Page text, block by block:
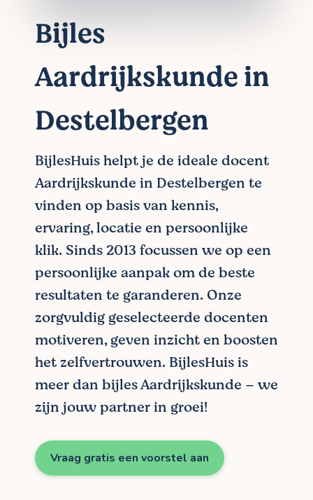
Bijles
Aardrijkskunde in
Destelbergen
BijlesHuis helpt je de ideale docent
Aardrijkskunde in Destelbergen te
vinden op basis van kennis,
ervaring, locatie en persoonlijke
klik. Sinds 2013 focussen we op een
persoonlijke aanpak om de beste
resultaten te garanderen. Onze
zorgvuldig geselecteerde docenten
motiveren, geven inzicht en boosten
het zelfvertrouwen. BijlesHuis is
meer dan bijles Aardrijkskunde – we
zijn jouw partner in groei!
Vraag gratis een voorstel aan